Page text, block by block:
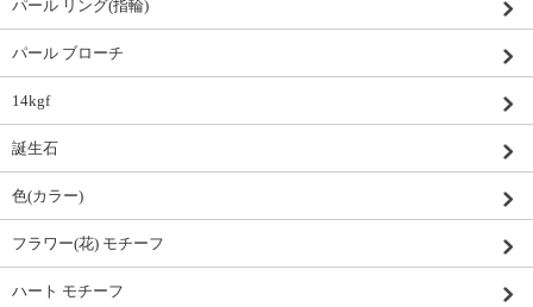
パール リング(指輪)
パール ブローチ
14kgf
誕生石
色(カラー)
フラワー(花) モチーフ
ハート モチーフ